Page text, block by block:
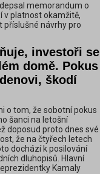
memorandum o
v platnost okamžitě,
návrhy pro
investoři se
domě. Pokus
škodí
o tom, že sobotní pokus
šanci na letošní
doposud proto dnes své
že na čtyřech letech
dochází k posilování
dluhopisů. Hlavní
Kamaly